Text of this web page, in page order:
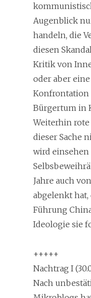
Augenblick
handeln, die
diesen
Kritik von
oder aber
Konfrontation
Bürgertum in
Weiterhin
dieser Sache
wird einsehen
Jahre auch
abgelenkt
Führung
Ideologie sie
+++++
Nachtrag I
Nach